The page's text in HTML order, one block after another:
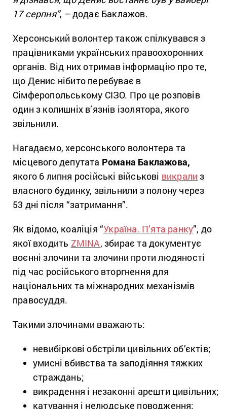
17 серпня”, –додає Баклажов.
Херсонський волонтер також спілкувався з
працівниками українських правоохоронних
органів. Від них отримав інформацію про те,
що Денис нібито перебуває в
Сімферопольському СІЗО. Про це розповів
один з колишніх в’язнів ізолятора, якого
звільнили.
Нагадаємо, херсонського волонтера та
місцевого депутата Романа Баклажова,
якого 6 липня російські військові викрали з
власного будинку, звільнили з полону через
53 дні після “затримання”.
Як відомо, коаліція “Україна. П’ята ранку”, до
якої входить ZMINA, збирає та документує
воєнні злочини та злочини проти людяності
під час російського вторгнення для
національних та міжнародних механізмів
правосуддя.
Такими злочинами вважають:
невибіркові обстріли цивільних об’єктів;
умисні вбивства та заподіяння тяжких
страждань;
викрадення і незаконні арешти цивільних;
катування і нелюдське поводження;